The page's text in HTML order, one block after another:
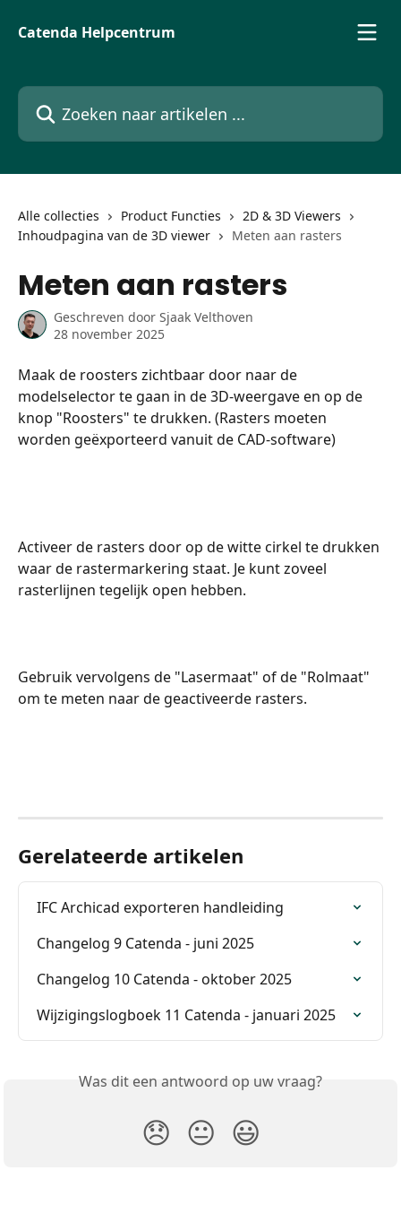
Catenda Helpcentrum
Zoeken naar artikelen ...
Alle collecties Product Functies
2D & 3D Viewers
Inhoudpagina van de 3D viewer
Meten aan rasters
Meten aan rasters
Geschreven door Sjaak Velthoven
28 november 2025
Maak de roosters zichtbaar door naar de
modelselector te gaan in de 3D-weergave en op de
knop "Roosters" te drukken. (Rasters moeten
worden geëxporteerd vanuit de CAD-software)
Activeer de rasters door op de witte cirkel te drukken
waar de rastermarkering staat. Je kunt zoveel
rasterlijnen tegelijk open hebben.
Gebruik vervolgens de "Lasermaat" of de "Rolmaat"
om te meten naar de geactiveerde rasters.
Gerelateerde artikelen
IFC Archicad exporteren handleiding
Changelog 9 Catenda - juni 2025
Changelog 10 Catenda - oktober 2025
Wijzigingslogboek 11 Catenda - januari 2025
Was dit een antwoord op uw vraag?
😞 😐 😃